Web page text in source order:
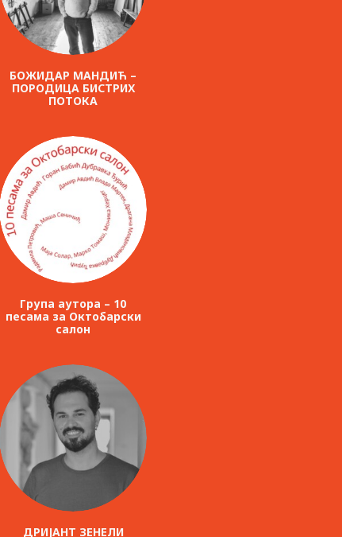
БОЖИДАР МАНДИЋ –
ПОРОДИЦА БИСТРИХ
ПОТОКА
Група аутора – 10
песама за Октобарски
салон
ДРИЈАНТ ЗЕНЕЛИ